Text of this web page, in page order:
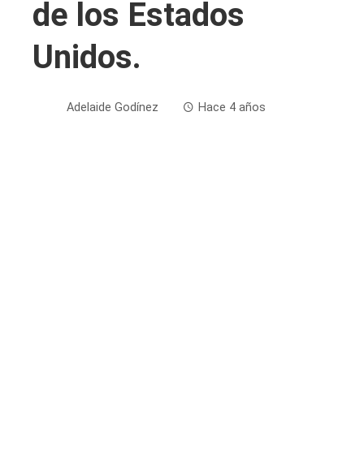
de los Estados
Unidos.
Adelaide Godínez Hace 4 años